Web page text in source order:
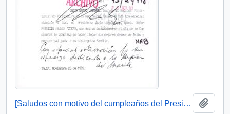
[Saludos con motivo del cumpleaños del Presidente]